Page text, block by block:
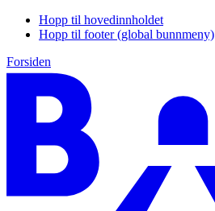
Hopp til hovedinnholdet
Hopp til footer (global bunnmeny)
Forsiden